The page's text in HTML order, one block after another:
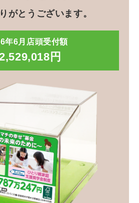
がとうございます。
年6月店頭受付額
円